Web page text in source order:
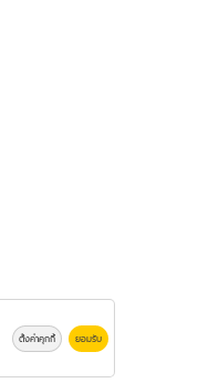
ตั้งค่าคุกกี้ ยอมรับ